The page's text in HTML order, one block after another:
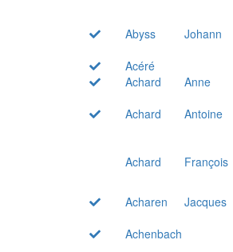
Abyss
Johann
Acéré
Achard
Anne
Achard
Antoine
Achard
François
Acharen
Jacques
Achenbach